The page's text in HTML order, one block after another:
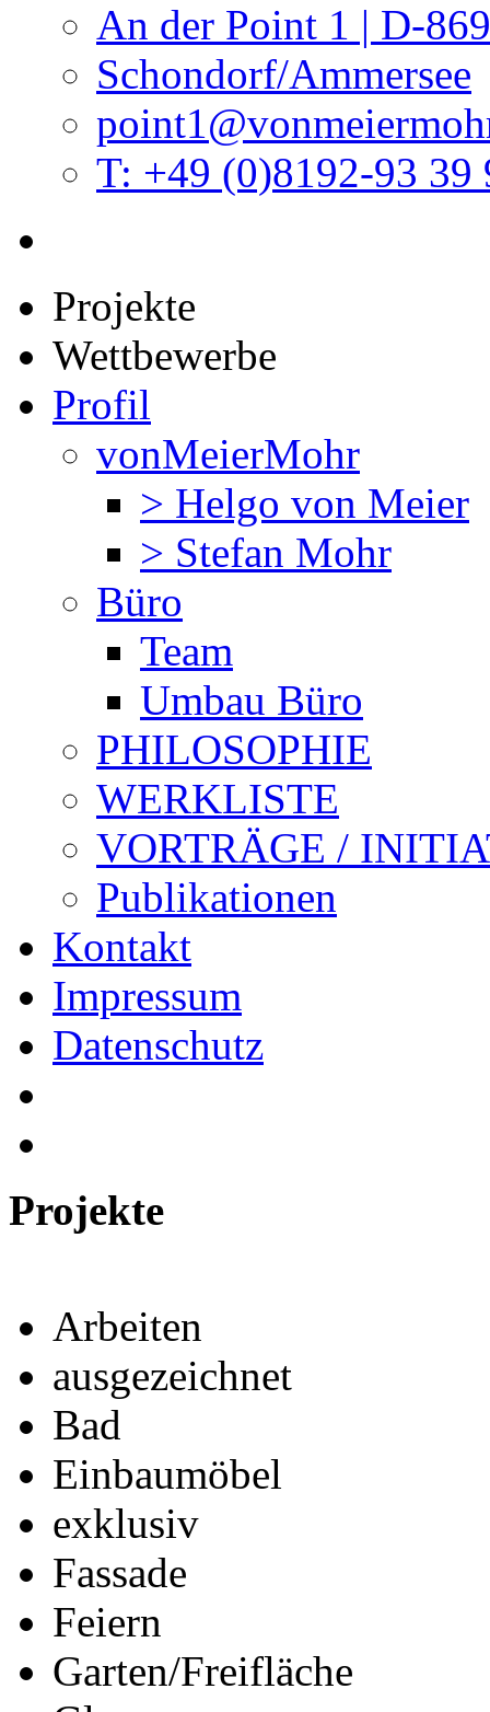
An der Point 1 | D-
Schondorf/Ammersee
T: +49 (0)8192-93 39
Projekte
Wettbewerbe
Profil
vonMeierMohr
> Helgo von Meier
> Stefan Mohr
Büro
Team
Umbau Büro
PHILOSOPHIE
WERKLISTE
VORTRÄGE /
Publikationen
Kontakt
Impressum
Datenschutz
Projekte
Arbeiten
ausgezeichnet
Bad
Einbaumöbel
exklusiv
Fassade
Feiern
Garten/Freifläche